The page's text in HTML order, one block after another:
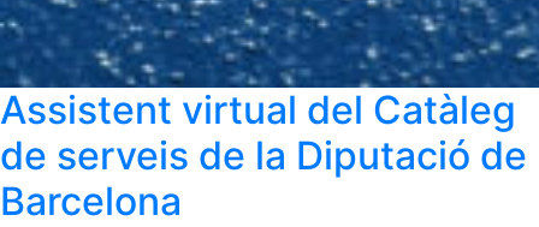
Assistent virtual del Catàleg
de serveis de la Diputació de
Barcelona